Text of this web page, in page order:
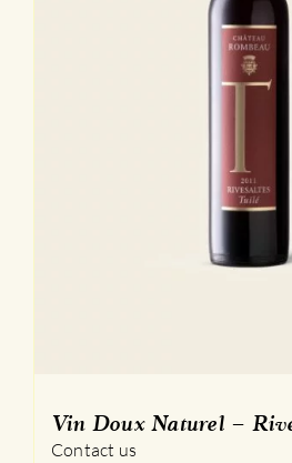
Vin Doux Naturel –
Contact us